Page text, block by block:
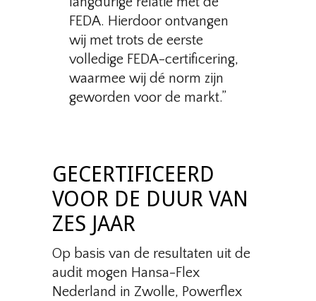
FEDA. Hierdoor ontvangen
wij met trots de eerste
volledige FEDA-certificering,
waarmee wij dé norm zijn
geworden voor de markt.”
GECERTIFICEERD
VOOR DE DUUR VAN
ZES JAAR
Op basis van de resultaten uit de
audit mogen Hansa-Flex
Nederland in Zwolle, Powerflex